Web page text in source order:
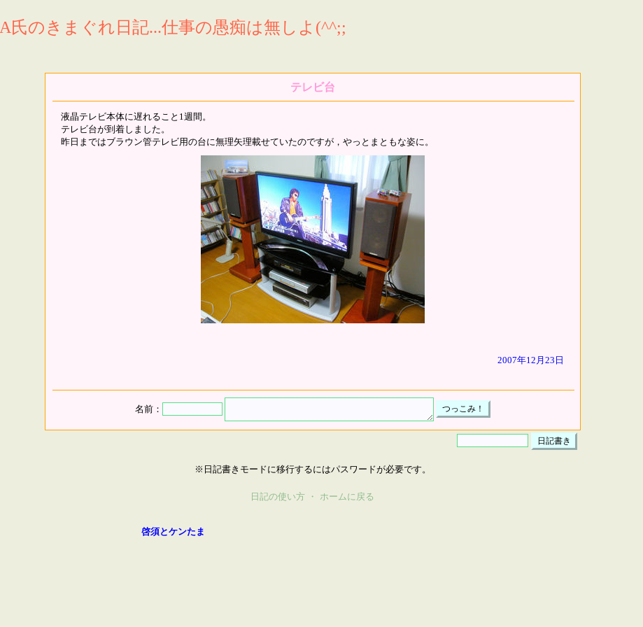
A氏のきまぐれ日記...仕事の愚痴は無しよ(^^;;
テレビ台
液晶テレビ本体に遅れること1週間。
テレビ台が到着しました。
昨日まではブラウン管テレビ用の台に無理矢理載せていたのですが，やっとまともな姿に。
2007年12月23日
名前：
※日記書きモードに移行するにはパスワードが必要です。
日記の使い方 ・ ホームに戻る
啓須とケンたま